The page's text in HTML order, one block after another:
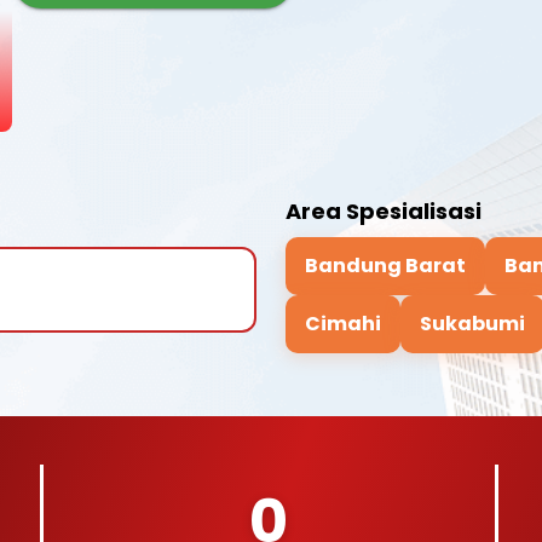
Area Spesialisasi
Bandung Barat
Cimahi Sukabumi
0